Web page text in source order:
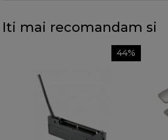
Iti mai recomandam si
44%